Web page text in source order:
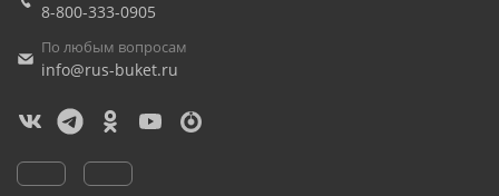
8-800-333-0905
По любым вопросам
info@rus-buket.ru